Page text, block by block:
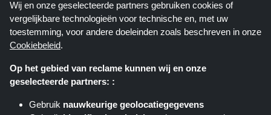
Shoppingspout.nl is een website die u deals, kortingen en kortingscodes
verschillende affiliate netwerken. Shoppingspout.nl of zijn medewerkers
Wij en onze geselecteerde partners gebruiken cookies of
vergelijkbare technologieën voor technische en, met uw
toestemming, voor andere doeleinden zoals beschreven in onze
Cookiebeleid.
Op het gebied van reclame kunnen wij en onze
geselecteerde partners: :
Gebruik nauwkeurige geolocatiegegevens